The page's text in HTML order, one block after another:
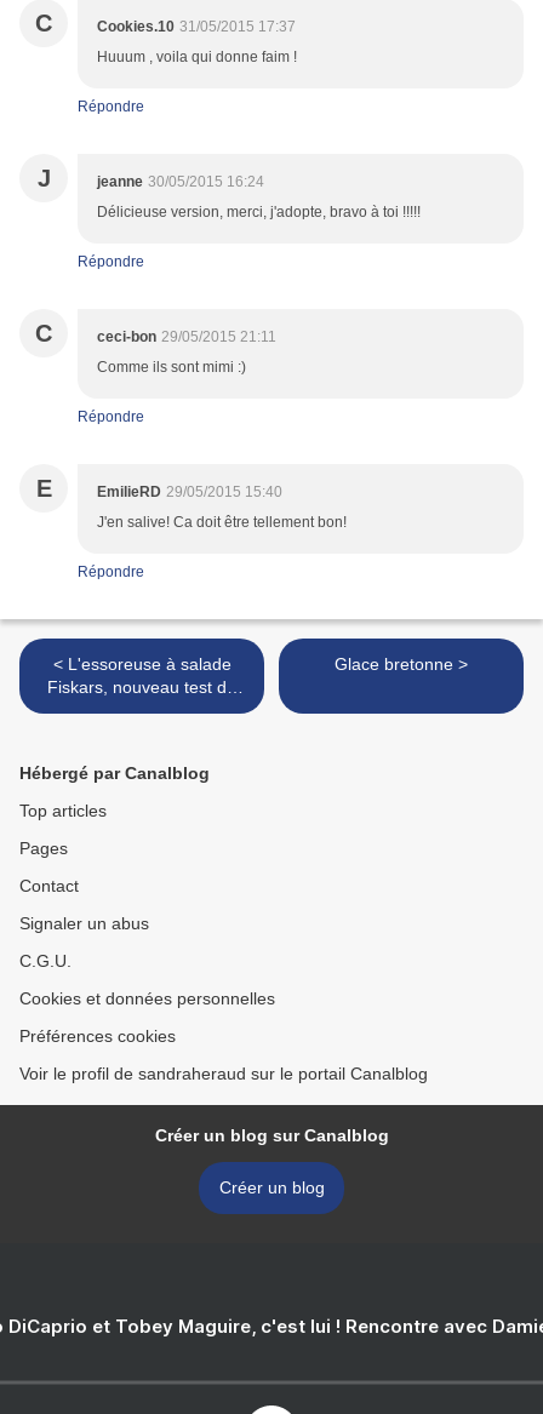
C Cookies.10 31/05/2015 17:37
Huuum , voila qui donne faim !
Répondre
J jeanne 30/05/2015 16:24
Délicieuse version, merci, j'adopte, bravo à toi !!!!!
Répondre
C ceci-bon 29/05/2015 21:11
Comme ils sont mimi :)
Répondre
E EmilieRD 29/05/2015 15:40
J'en salive! Ca doit être tellement bon!
Répondre
< L'essoreuse à salade
Fiskars, nouveau test de
produit dans ma cuisine
Glace bretonne >
Hébergé par Canalblog
Top articles
Pages
Contact
Signaler un abus
C.G.U.
Cookies et données personnelles
Préférences cookies
Voir le profil de sandraheraud sur le portail Canalblog
Créer un blog sur Canalblog
Créer un blog
DiCaprio et Tobey Maguire, c'est lui ! Rencontre avec